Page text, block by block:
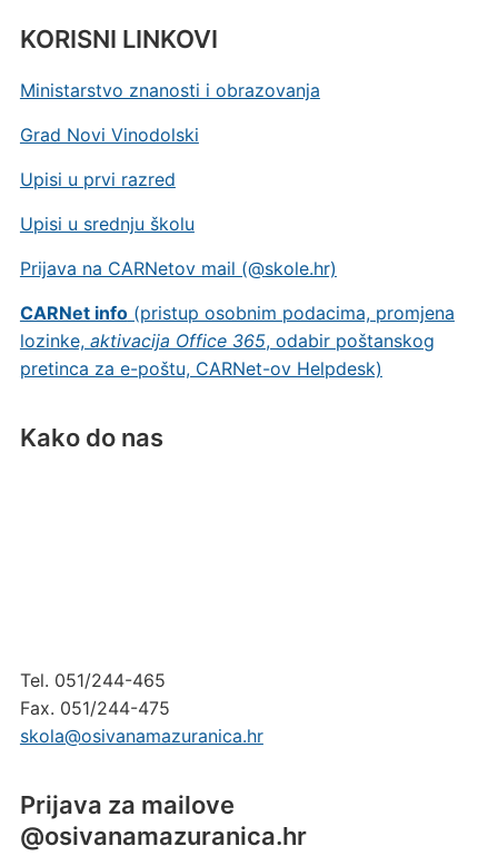
KORISNI LINKOVI
Ministarstvo znanosti i obrazovanja
Grad Novi Vinodolski
Upisi u prvi razred
Upisi u srednju školu
Prijava na CARNetov mail (@skole.hr)
CARNet info(pristup osobnim podacima, promjena
lozinke, aktivacija Office 365, odabir poštanskog
pretinca za e-poštu, CARNet-ov Helpdesk)
Kako do nas
Tel. 051/244-465
Fax. 051/244-475
skola@osivanamazuranica.hr
Prijava za mailove
@osivanamazuranica.hr